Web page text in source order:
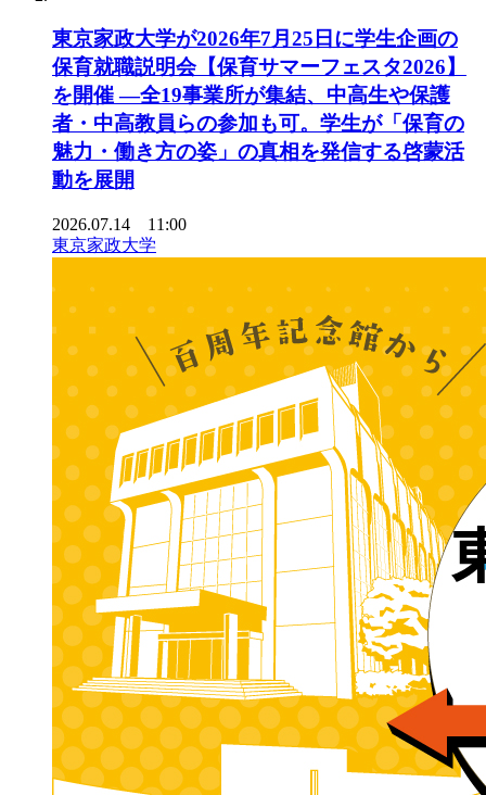
東京家政大学が2026年7月25日に学生企画の
保育就職説明会【保育サマーフェスタ2026】
を開催 ―全19事業所が集結、中高生や保護
者・中高教員らの参加も可。学生が「保育の
魅力・働き方の姿」の真相を発信する啓蒙活
動を展開
2026.07.14 11:00
東京家政大学